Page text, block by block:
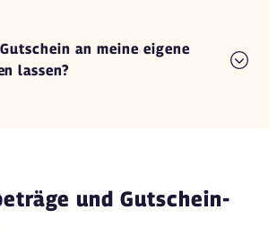
an meine eigene
lassen?
und Gutschein-